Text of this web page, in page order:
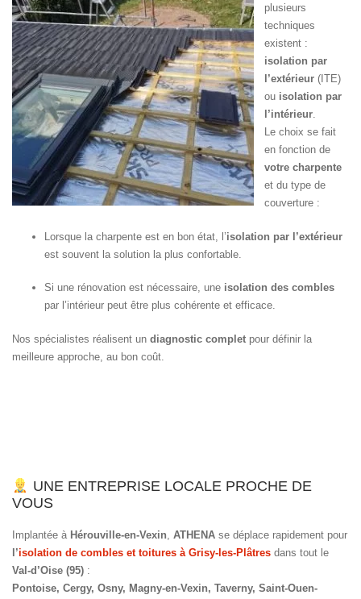
plusieurs
techniques
existent :
isolation par
l’extérieur (ITE)
ou isolation par
l’intérieur.
Le choix se fait
en fonction de
votre charpente
et du type de
couverture :
Lorsque la charpente est en bon état, l’isolation par l’extérieur
est souvent la solution la plus confortable.
Si une rénovation est nécessaire, une isolation des combles
par l’intérieur peut être plus cohérente et efficace.
Nos spécialistes réalisent un diagnostic complet pour définir la
meilleure approche, au bon coût.
UNE ENTREPRISE LOCALE PROCHE DE
VOUS
Implantée à Hérouville-en-Vexin, ATHENA se déplace rapidement pour
l’isolation de combles et toitures à Grisy-les-Plâtres dans tout le
Val-d’Oise (95) :
Pontoise, Cergy, Osny, Magny-en-Vexin, Taverny, Saint-Ouen-